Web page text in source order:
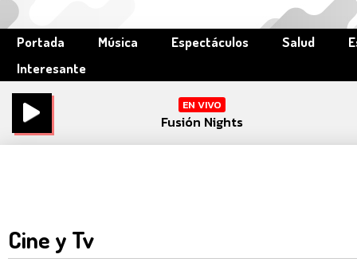
Portada Música Espectáculos Salud
Interesante
EN VIVO
Fusión Nights
Cine y Tv